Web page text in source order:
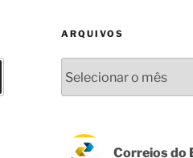
ARQUIVOS
Correios do